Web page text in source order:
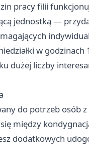
pracy filii
jednostką —
w
dużej liczby
do potrzeb osób
między
dodatkowych